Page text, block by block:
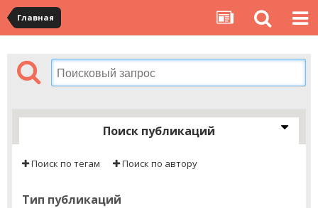
Главная
Поиск публикаций
Поиск по тегам Поиск по автору
Тип публикаций